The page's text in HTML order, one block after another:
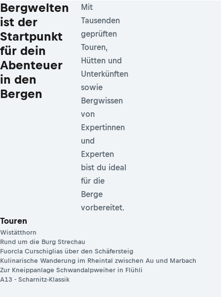
Bergwelten
ist der
Startpunkt
für dein
Abenteuer
in den
Bergen
Mit
Tausenden
geprüften
Touren,
Hütten und
Unterkünften
sowie
Bergwissen
von
Expertinnen
und
Experten
bist du ideal
für die
Berge
vorbereitet.
Touren
Wistätthorn
Rund um die Burg Strechau
Fuorcla Curschiglias über den Schäfersteig
Kulinarische Wanderung im Rheintal zwischen Au und Marbach
Zur Kneippanlage Schwandalpweiher in Flühli
A13 - Scharnitz-Klassik